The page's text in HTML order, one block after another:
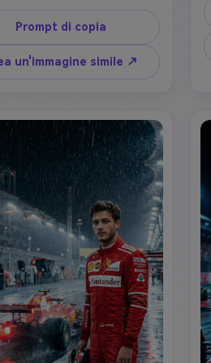
i capelli, la forma e l'angolo
uguali. Presentare il
in tre prospettive: un
senza casco, un profilo
con un casco da corsa in
dello sponsor. In basso,
una Ferrari Formula 1 che
un burnout con pesante
di pneumatici, mostrando
il numero di corsa "7" sul
e sui lati. Usa uno sfondo
con un grande numero
"20" dietro il personaggio.
ultra-realistico,
cinematografica,
professionale di poster
alta risoluzione.
Prompt di copia
un'immagine simile ↗